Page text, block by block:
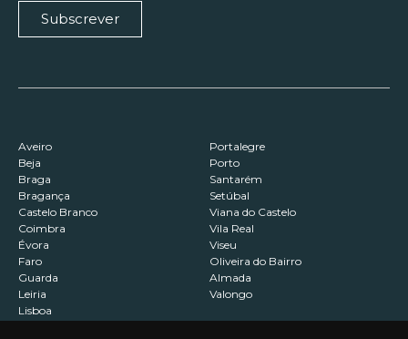
Subscrever
Aveiro
Beja
Braga
Bragança
Castelo Branco
Coimbra
Évora
Faro
Guarda
Leiria
Lisboa
Portalegre
Porto
Santarém
Setúbal
Viana do Castelo
Vila Real
Viseu
Oliveira do Bairro
Almada
Valongo